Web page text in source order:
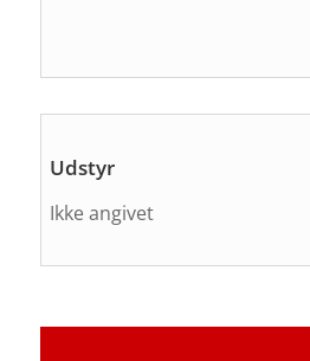
Udstyr
Ikke angivet